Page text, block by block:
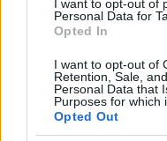
I want to opt-out of
Personal Data for
Opted In
I want to opt-out of
Retention, Sale,
Personal Data that
Purposes for which
Opted Out
Az önkormányzat
nyelvet, a magyar
magyar nemzetiségű
százalékot, az olvasók